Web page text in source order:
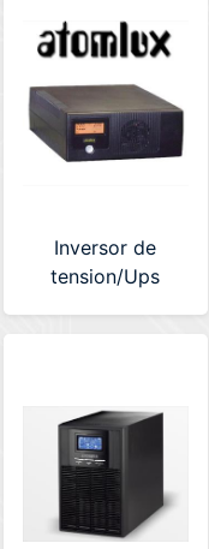
Inversor de
tension/Ups